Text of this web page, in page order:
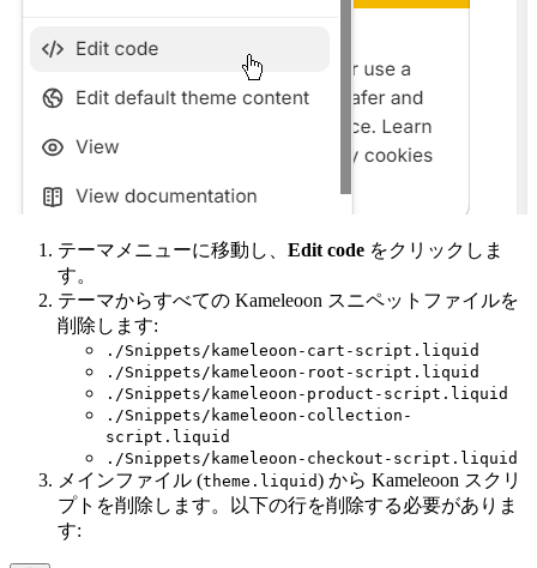
テーマメニューに移動し、 Edit code をクリックしま
す。
テーマからすべての Kameleoon スニペットファイルを
削除します:
./Snippets/kameleoon-cart-script.liquid
./Snippets/kameleoon-root-script.liquid
./Snippets/kameleoon-product-script.liquid
./Snippets/kameleoon-collection-
script.liquid
./Snippets/kameleoon-checkout-script.liquid
メインファイル (theme.liquid) から Kameleoon スクリ
プトを削除します。以下の行を削除する必要がありま
す: